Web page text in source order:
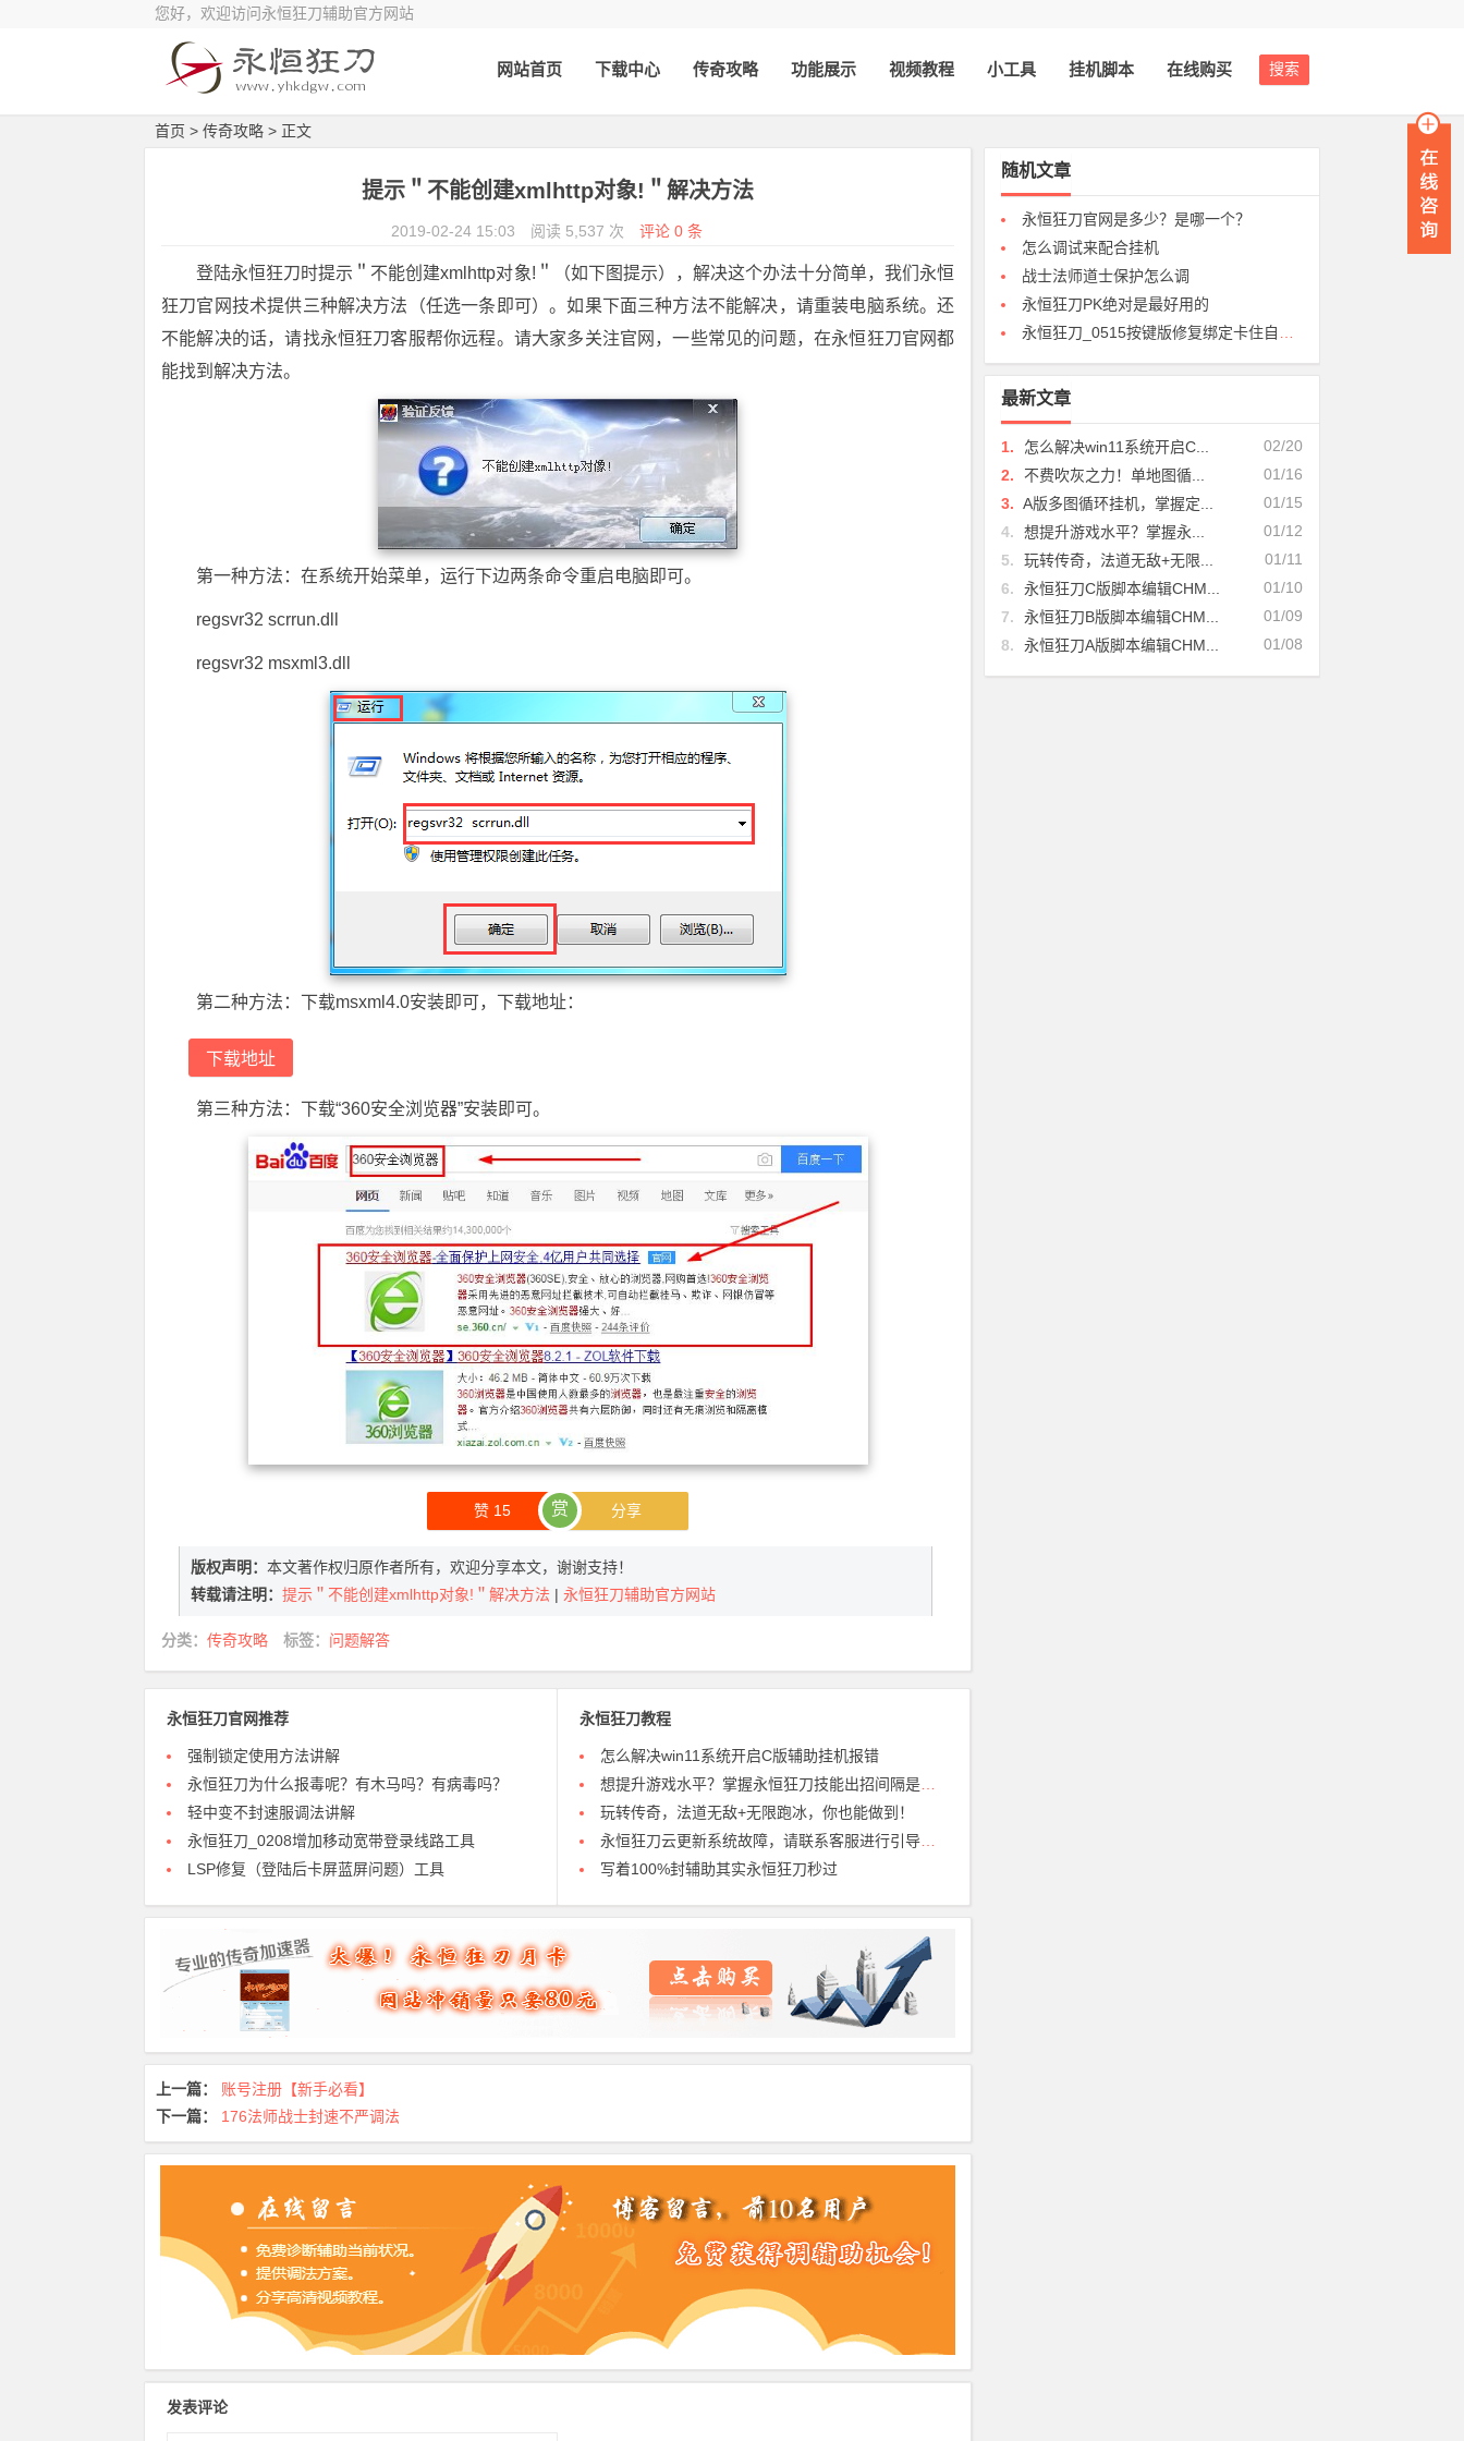
您好，欢迎访问永恒狂刀辅助官方网站
搜索
网站首页 下载中心 传奇攻略 功能展示 视频教程 小工具 挂机脚本 在线购买
首页 > 传奇攻略 > 正文
提示＂不能创建xmlhttp对象!＂解决方法
2019-02-24 15:03 阅读 5,537 次 评论 0 条
登陆永恒狂刀时提示＂不能创建xmlhttp对象!＂（如下图提示），解决这个办法十分简单，我们永恒
狂刀官网技术提供三种解决方法（任选一条即可）。如果下面三种方法不能解决，请重装电脑系统。还
不能解决的话，请找永恒狂刀客服帮你远程。请大家多关注官网，一些常见的问题，在永恒狂刀官网都
能找到解决方法。
第一种方法：在系统开始菜单，运行下边两条命令重启电脑即可。
regsvr32 scrrun.dll
regsvr32 msxml3.dll
第二种方法：下载msxml4.0安装即可，下载地址：
下载地址
第三种方法：下载“360安全浏览器”安装即可。
赞 15 赏 分享
版权声明：本文著作权归原作者所有，欢迎分享本文，谢谢支持！
转载请注明：提示＂不能创建xmlhttp对象!＂解决方法 |永恒狂刀辅助官方网站
分类： 传奇攻略 标签： 问题解答
永恒狂刀官网推荐
强制锁定使用方法讲解
永恒狂刀为什么报毒呢？有木马吗？有病毒吗？
轻中变不封速服调法讲解
永恒狂刀_0208增加移动宽带登录线路工具
LSP修复（登陆后卡屏蓝屏问题）工具
永恒狂刀教程
怎么解决win11系统开启C版辅助挂机报错
想提升游戏水平？掌握永恒狂刀技能出招间隔是关键！
玩转传奇，法道无敌+无限跑冰，你也能做到！
永恒狂刀云更新系统故障，请联系客服进行引导解决0
写着100%封辅助其实永恒狂刀秒过
上一篇：
账号注册【新手必看】
下一篇：
176法师战士封速不严调法
发表评论
随机文章
永恒狂刀官网是多少？是哪一个？
怎么调试来配合挂机
战士法师道士保护怎么调
永恒狂刀PK绝对是最好用的
永恒狂刀_0515按键版修复绑定卡住自动重启
最新文章
02/20
1.
怎么解决win11系统开启C...
01/16
2.
不费吹灰之力！单地图循...
01/15
3. A版多图循环挂机，掌握定...
01/12
4.
想提升游戏水平？掌握永...
01/11
5.
玩转传奇，法道无敌+无限...
01/10
6.
永恒狂刀C版脚本编辑CHM...
01/09
7.
永恒狂刀B版脚本编辑CHM...
01/08
8. 永恒狂刀A版脚本编辑CHM...